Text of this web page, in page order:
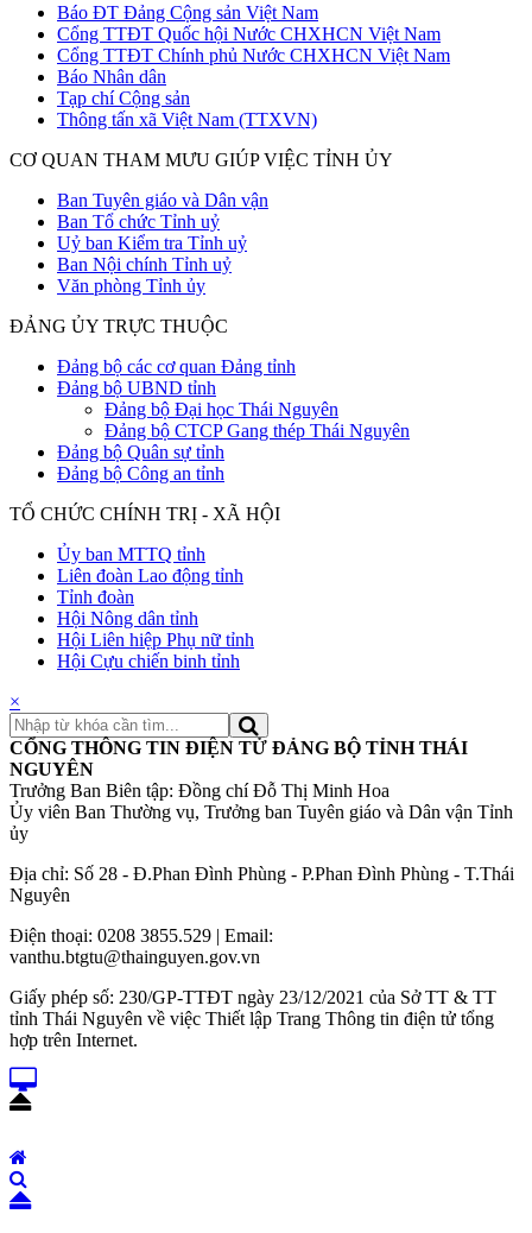
Báo ĐT Đảng Cộng sản Việt Nam
Cổng TTĐT Quốc hội Nước CHXHCN Việt Nam
Cổng TTĐT Chính phủ Nước CHXHCN Việt Nam
Báo Nhân dân
Tạp chí Cộng sản
Thông tấn xã Việt Nam (TTXVN)
CƠ QUAN THAM MƯU GIÚP VIỆC TỈNH ỦY
Ban Tuyên giáo và Dân vận
Ban Tổ chức Tỉnh uỷ
Uỷ ban Kiểm tra Tỉnh uỷ
Ban Nội chính Tỉnh uỷ
Văn phòng Tỉnh ủy
ĐẢNG ỦY TRỰC THUỘC
Đảng bộ các cơ quan Đảng tỉnh
Đảng bộ UBND tỉnh
Đảng bộ Đại học Thái Nguyên
Đảng bộ CTCP Gang thép Thái Nguyên
Đảng bộ Quân sự tỉnh
Đảng bộ Công an tỉnh
TỔ CHỨC CHÍNH TRỊ - XÃ HỘI
Ủy ban MTTQ tỉnh
Liên đoàn Lao động tỉnh
Tỉnh đoàn
Hội Nông dân tỉnh
Hội Liên hiệp Phụ nữ tỉnh
Hội Cựu chiến binh tỉnh
×
CỔNG THÔNG TIN ĐIỆN TỬ ĐẢNG BỘ TỈNH THÁI
NGUYÊN
Trưởng Ban Biên tập: Đồng chí Đỗ Thị Minh Hoa
Ủy viên Ban Thường vụ, Trưởng ban Tuyên giáo và Dân vận Tỉnh
ủy
Địa chỉ: Số 28 - Đ.Phan Đình Phùng - P.Phan Đình Phùng - T.Thái
Nguyên
Điện thoại: 0208 3855.529 | Email:
vanthu.btgtu@thainguyen.gov.vn
Giấy phép số: 230/GP-TTĐT ngày 23/12/2021 của Sở TT & TT
tỉnh Thái Nguyên về việc Thiết lập Trang Thông tin điện tử tổng
hợp trên Internet.